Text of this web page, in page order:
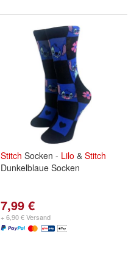
Stitch Socken - Lilo & Stitch
Dunkelblaue Socken
7,99 €
+ 6,90 € Versand